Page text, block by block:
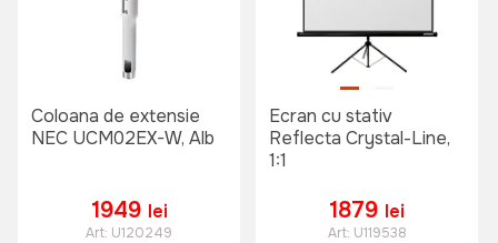
Coloana de extensie
NEC UCM02EX-W, Alb
1949 lei
Art: U120249
Ecran cu stativ
Reflecta Crystal-Line,
1:1
1879 lei
Art: U119538